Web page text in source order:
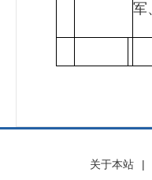
军
关于本站 |